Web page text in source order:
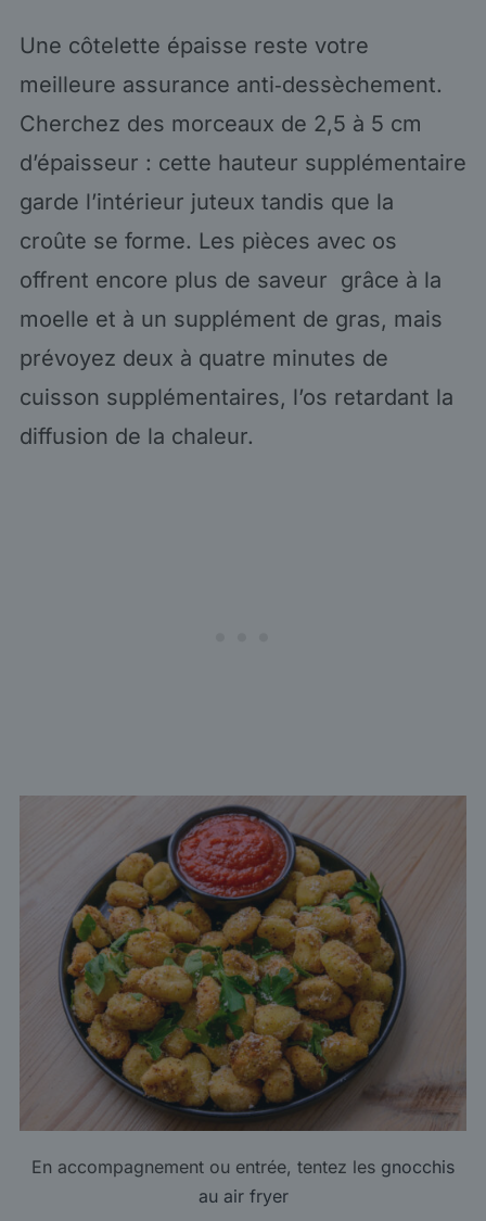
Une côtelette épaisse reste votre
meilleure assurance anti‑dessèchement.
Cherchez des morceaux de 2,5 à 5 cm
d’épaisseur : cette hauteur supplémentaire
garde l’intérieur juteux tandis que la
croûte se forme. Les pièces avec os
offrent encore plus de saveur grâce à la
moelle et à un supplément de gras, mais
prévoyez deux à quatre minutes de
cuisson supplémentaires, l’os retardant la
diffusion de la chaleur.
En accompagnement ou entrée, tentez les gnocchis
au air fryer